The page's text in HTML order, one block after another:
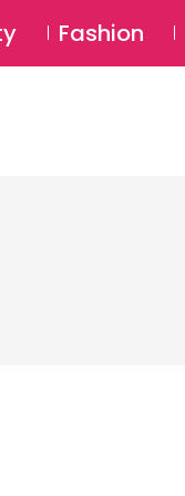
Login
Fashion